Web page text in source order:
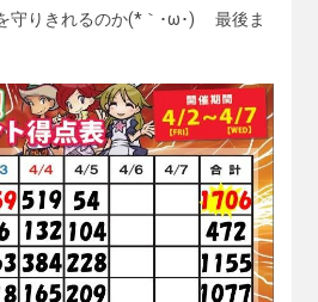
守りきれるのか(*｀･ω･)ゞ 最後ま